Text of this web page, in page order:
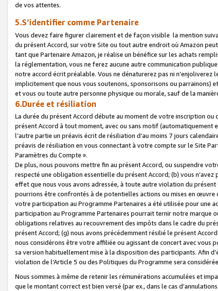
de vos attentes.
5.S’identifier comme Partenaire
Vous devez faire figurer clairement et de façon visible la mention
du présent Accord, sur votre Site ou tout autre endroit où Amazon
tant que Partenaire Amazon, je réalise un bénéfice sur les achats
la réglementation, vous ne ferez aucune autre communication
notre accord écrit préalable. Vous ne dénaturerez pas ni
implicitement que nous vous soutenons, sponsorisons ou parrainons)
et vous ou toute autre personne physique ou morale, sauf de la
6.Durée et résiliation
La durée du présent Accord débute au moment de votre inscription
présent Accord à tout moment, avec ou sans motif (automatiquement
l’autre partie un préavis écrit de résiliation d’au moins 7 jours
préavis de résiliation en vous connectant à votre compte sur le Site
Paramètres du Compte ».
De plus, nous pouvons mettre fin au présent Accord, ou suspendre
respecté une obligation essentielle du présent Accord; (b) vous
effet que nous vous avons adressée, à toute autre violation du
pourrions être confrontés à de potentielles actions ou mises en
votre participation au Programme Partenaires a été utilisée pour une
participation au Programme Partenaires pourrait ternir notre marque
obligations relatives au recouvrement des impôts dans le cadre du
présent Accord; (g) nous avons précédemment résilié le présent
nous considérons être votre affiliée ou agissant de concert avec vous
sa version habituellement mise à la disposition des participants. Afin
violation de l’Article 5 ou des Politiques du Programme sera
Nous sommes à même de retenir les rémunérations accumulées et
que le montant correct est bien versé (par ex., dans le cas